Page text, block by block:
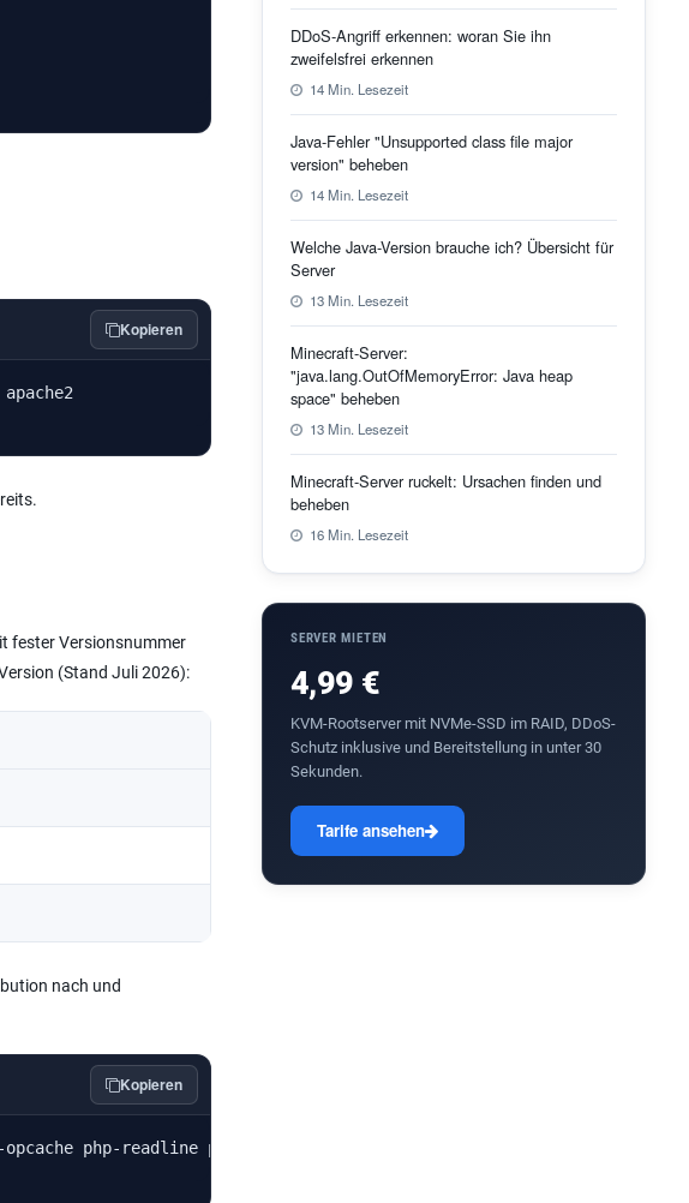
Kopieren
fester Versionsnummer
(Stand Juli 2026):
nach und
Kopieren
php-readline php-xml php-zip php-bz2 libapache2-mod-php
DDoS-Angriff erkennen: woran Sie ihn
zweifelsfrei erkennen
14 Min. Lesezeit
Java-Fehler "Unsupported class file major
version" beheben
14 Min. Lesezeit
Welche Java-Version brauche ich? Übersicht für
Server
13 Min. Lesezeit
Minecraft-Server:
"java.lang.OutOfMemoryError: Java heap
space" beheben
13 Min. Lesezeit
Minecraft-Server ruckelt: Ursachen finden und
beheben
16 Min. Lesezeit
SERVER MIETEN
4,99 €
KVM-Rootserver mit NVMe-SSD im RAID, DDoS-
Schutz inklusive und Bereitstellung in unter 30
Sekunden.
Tarife ansehen